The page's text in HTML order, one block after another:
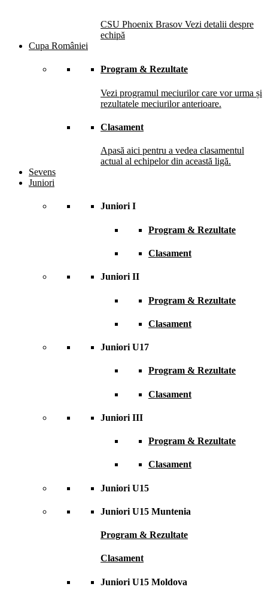
CSU Phoenix Brasov Vezi detalii despre
echipă
Cupa României
Program & Rezultate
Vezi programul meciurilor care vor urma și
rezultatele meciurilor anterioare.
Clasament
Apasă aici pentru a vedea clasamentul
actual al echipelor din această ligă.
Sevens
Juniori
Juniori I
Program & Rezultate
Clasament
Juniori II
Program & Rezultate
Clasament
Juniori U17
Program & Rezultate
Clasament
Juniori III
Program & Rezultate
Clasament
Juniori U15
Juniori U15 Muntenia
Program & Rezultate
Clasament
Juniori U15 Moldova